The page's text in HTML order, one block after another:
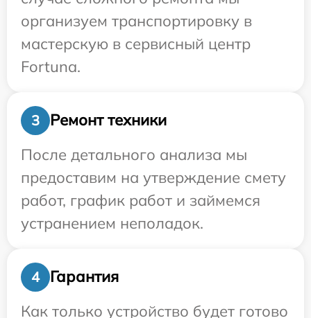
организуем транспортировку в
мастерскую в сервисный центр
Fortuna.
3
Ремонт техники
После детального анализа мы
предоставим на утверждение смету
работ, график работ и займемся
устранением неполадок.
4
Гарантия
Как только устройство будет готово